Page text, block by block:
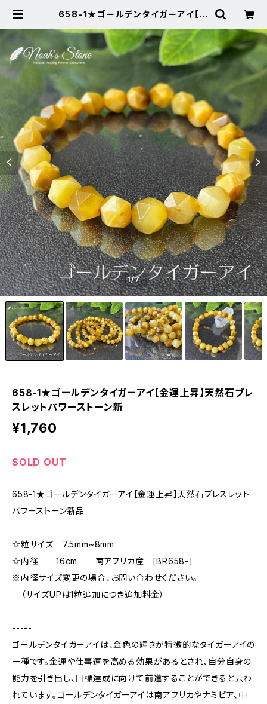
658-1★ゴールデンタイガーアイ【金
トーン新 | Noah's Stone ～パワ
ーストーン・天然石SHOP～
1/7
658-1★ゴールデンタイガーアイ【金運上昇】天然石ブレ
スレットパワーストーン新
¥1,760
SOLD OUT
658-1★ゴールデンタイガーアイ【金運上昇】天然石ブレスレット
パワーストーン新品
☆粒サイズ 7.5mm~8mm
☆内径 16cm 南アフリカ産 [BR658-]
※内径サイズ変更の場合、お問い合わせください。
（サイズUPは1粒追加につき追加料金）
-----
ゴールデンタイガーアイは、金色の輝きが特徴的なタイガーアイの
一種です。金運や仕事運を高める効果があるとされ、自分自身の
能力を引き出し、目標達成に向けて前進することができると云わ
れています。ゴールデンタイガーアイは南アフリカやナミビア、中